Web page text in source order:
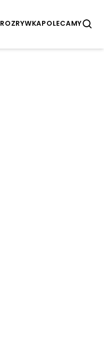
ROZRYWKAPOLECAMY